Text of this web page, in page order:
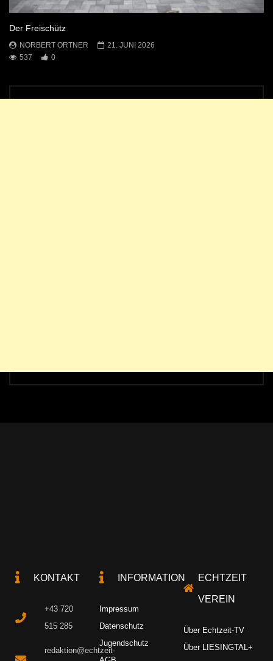
Der Freischütz
NORBERT ORTNER
21. JUNI 2026
537
0
KONTAKT
+43 720
515 285
redaktion@echtzeit-
INFORMATION
Impressum
Datenschutz
Jugendschutz
ECHTZEIT
VEREIN
Über Echtzeit-TV
Über LIESINGTAL+